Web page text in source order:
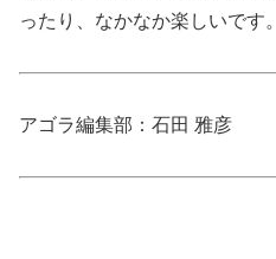
ったり、なかなか楽しいです。
アゴラ編集部：石田 雅彦